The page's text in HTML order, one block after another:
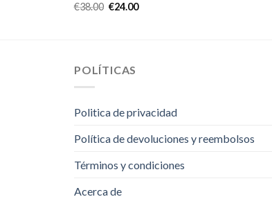
€38.00 €24.00
POLÍTICAS
Politica de privacidad
Política de devoluciones y reembolsos
Términos y condiciones
Acerca de